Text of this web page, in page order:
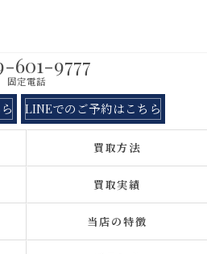
601-9777
固定電話
LINEでのご予約はこちら
買取方法
買取実績
当店の特徴